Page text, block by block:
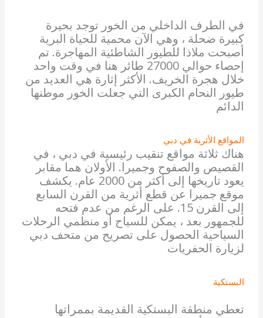
في الطرف الداخلي من الخور توجد بحيرة
كبيرة ضحلة ، وهي الآن محمية للحياة البرية
أصبحت ملاذا للطيور الشاطئية المهاجرة. تم
إحصاء حوالي 27000 طائر هنا في وقت واحد
خلال هجرة الخريف. الأكثر إثارة هي العديد من
طيور النحام الكبرى التي جعلت الخور موطنها
الدائم
المواقع الأثرية في دبي
هناك ثلاثة مواقع تنقيب رئيسية في دبي ، في
القصيص والصفوح وجميرا. الأولان هما مقابر
يعود تاريخها إلى أكثر من 2000 عام. يكشف
موقع جميرا عن قطع أثرية من القرن السابع
إلى القرن 15. على الرغم من عدم فتحه
للجمهور بعد ، يمكن للسياح أو منظمي الرحلات
السياحية الحصول على تصريح من متحف دبي
لزيارة الحفريات
البستكية
تعطي منطقة البستكية القديمة بممراتها